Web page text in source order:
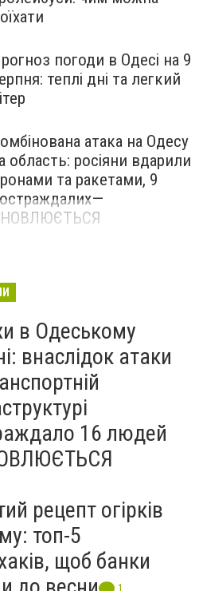
погоди в Одесі на 9
теплі дні та легкий
атака на Одесу
область: росіяни вдарили
та ракетами, 9
в Одеському
внаслідок атаки
16 людей
рецепт огірків
топ-5
щоб банки
1